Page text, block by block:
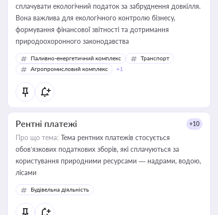
сплачувати екологічний податок за забруднення довкілля.
Вона важлива для екологічного контролю бізнесу,
формування фінансової звітності та дотримання
природоохоронного законодавства
Паливно-енергетичний комплекс
Транспорт
Агропромисловий комплекс
+1
Рентні платежі +10
Про що тема: Тема рентних платежів стосується
обов’язкових податкових зборів, які сплачуються за
користування природними ресурсами — надрами, водою,
лісами
Будівельна діяльність